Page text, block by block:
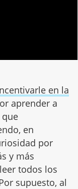
en la
aprender a
que
en
por
y más
todos los
supuesto, al